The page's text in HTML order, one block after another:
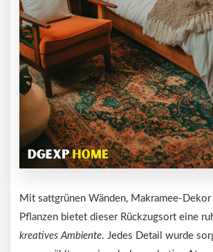
Mit sattgrünen Wänden, Makramee-
Pflanzen bietet dieser Rückzugsort eine
kreatives Ambiente. Jedes Detail wurde